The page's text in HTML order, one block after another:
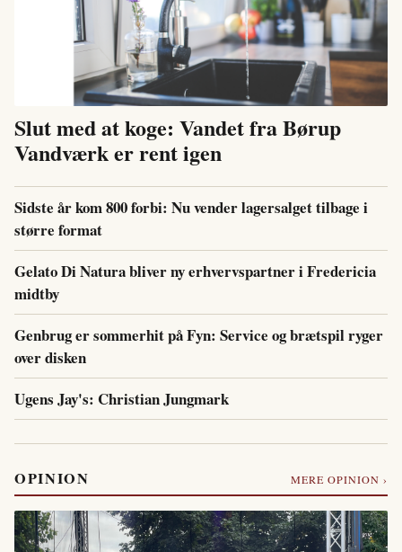
Slut med at koge: Vandet fra Børup
Vandværk er rent igen
Sidste år kom 800 forbi: Nu vender lagersalget tilbage i
større format
Gelato Di Natura bliver ny erhvervspartner i Fredericia
midtby
Genbrug er sommerhit på Fyn: Service og brætspil ryger
over disken
Ugens Jay's: Christian Jungmark
OPINION MERE OPINION ›